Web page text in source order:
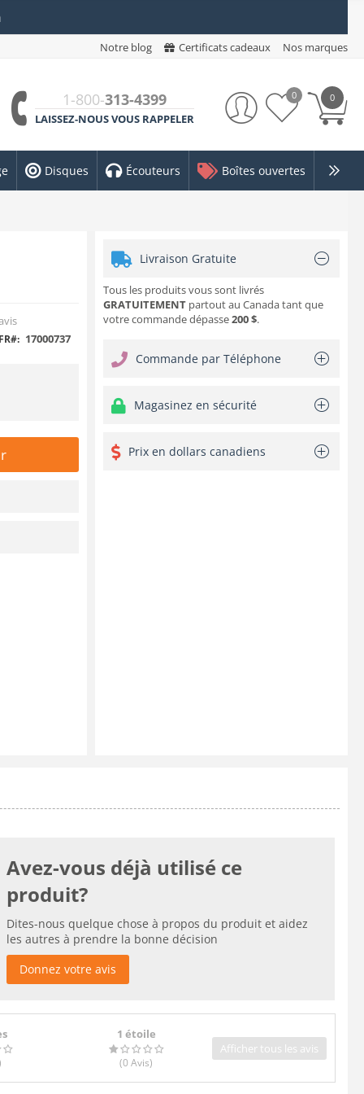
Notre blog Certificats cadeaux Nos marques
1-800-313-4399
LAISSEZ-NOUS VOUS RAPPELER
0
0
Disques Écouteurs Boîtes ouvertes
17000737
Livraison Gratuite
Tous les produits vous sont livrés
GRATUITEMENT partout au Canada tant que
votre commande dépasse200 $.
Commande par Téléphone
Magasinez en sécurité
Prix en dollars canadiens
Avez-vous déjà utilisé ce
produit?
Dites-nous quelque chose à propos du produit et aidez
les autres à prendre la bonne décision
Donnez votre avis
1 étoile
(0 Avis)
Afficher tous les avis